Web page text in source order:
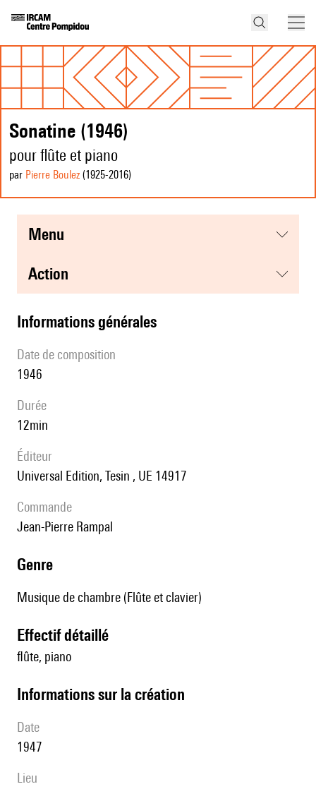
Sonatine (1946)
pour flûte et piano
par Pierre Boulez (1925-2016)
menu
action
informations générales
date de composition
1946
durée
12min
éditeur
Universal Edition, Tesin , UE 14917
Commande
Jean-Pierre Rampal
genre
Musique de chambre (Flûte et clavier)
effectif détaillé
flûte, piano
informations sur la création
date
1947
lieu